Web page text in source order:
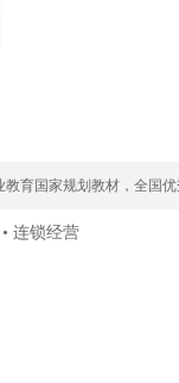
教育国家规划教材，全国
连锁经营